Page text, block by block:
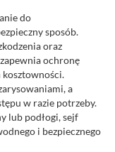
do
sposób.
oraz
ochronę
a
w razie potrzeby.
lub podłogi, sejf
i bezpiecznego